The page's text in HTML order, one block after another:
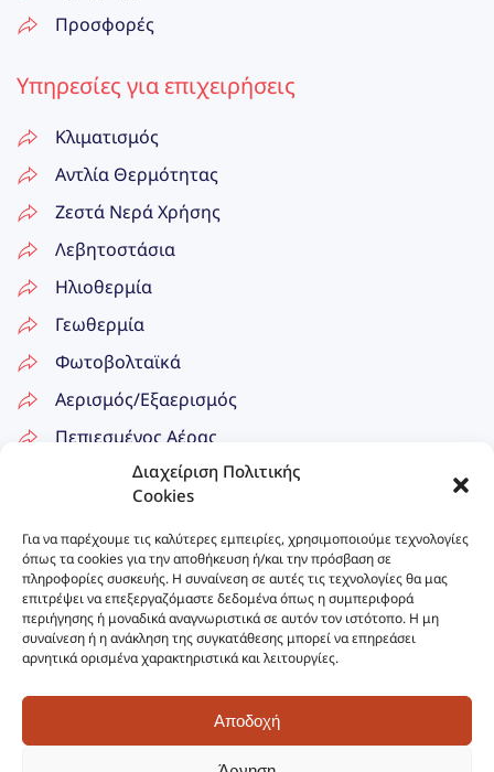
Διαχείριση Πολιτικής
Cookies
Για να παρέχουμε τις καλύτερες εμπειρίες, χρησιμοποιούμε τεχνολογίες
όπως τα cookies για την αποθήκευση ή/και την πρόσβαση σε
πληροφορίες συσκευής. Η συναίνεση σε αυτές τις τεχνολογίες θα μας
επιτρέψει να επεξεργαζόμαστε δεδομένα όπως η συμπεριφορά
περιήγησης ή μοναδικά αναγνωριστικά σε αυτόν τον ιστότοπο. Η μη
συναίνεση ή η ανάκληση της συγκατάθεσης μπορεί να επηρεάσει
αρνητικά ορισμένα χαρακτηριστικά και λειτουργίες.
Αποδοχή
Προσφορές
Υπηρεσίες για επιχειρήσεις
Κλιματισμός
Αντλία Θερμότητας
Ζεστά Νερά Χρήσης
Λεβητοστάσια
Ηλιοθερμία
Γεωθερμία
Φωτοβολταϊκά
Αερισμός/Εξαερισμός
Πεπιεσμένος Αέρας
Δίκτυα Ατμού
Επικοινωνία
210 27 24 656
info@cosmoaerion.gr
Λ. Δεκελείας 2, Νέα Χαλκηδόνα